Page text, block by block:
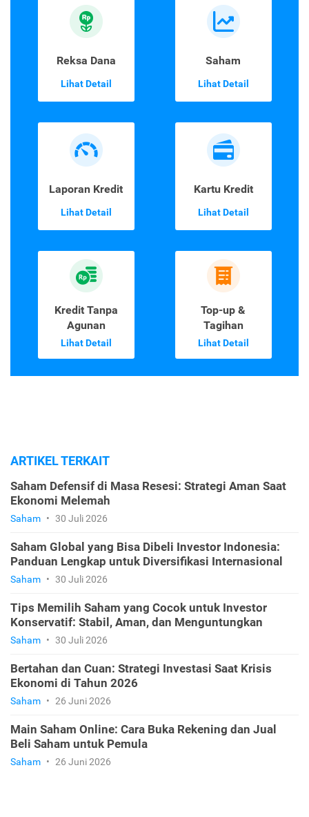
Reksa Dana
Lihat Detail
Saham
Lihat Detail
Laporan Kredit
Lihat Detail
Kartu Kredit
Lihat Detail
Kredit Tanpa
Agunan
Lihat Detail
Top-up &
Tagihan
Lihat Detail
ARTIKEL TERKAIT
Saham Defensif di Masa Resesi: Strategi Aman Saat
Ekonomi Melemah
Saham • 30 Juli 2026
Saham Global yang Bisa Dibeli Investor Indonesia:
Panduan Lengkap untuk Diversifikasi Internasional
Saham • 30 Juli 2026
Tips Memilih Saham yang Cocok untuk Investor
Konservatif: Stabil, Aman, dan Menguntungkan
Saham • 30 Juli 2026
Bertahan dan Cuan: Strategi Investasi Saat Krisis
Ekonomi di Tahun 2026
Saham • 26 Juni 2026
Main Saham Online: Cara Buka Rekening dan Jual
Beli Saham untuk Pemula
Saham • 26 Juni 2026